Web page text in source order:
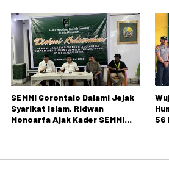
SEMMI Gorontalo Dalami Jejak
Syarikat Islam, Ridwan
Monoarfa Ajak Kader SEMMI
56